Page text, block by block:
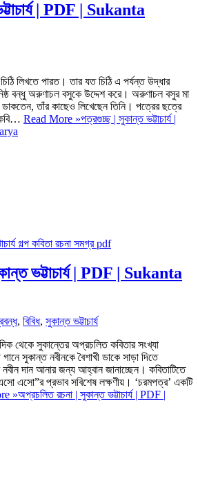
| PDF | Sukanta
লিখতে পারত। তার যত চিঠি এ পর্যন্ত উদ্ধার
বন্ধু অরুণাচল বসুকে উদ্দেশ করে। অরুণাচল বসুর মা
তাঁর কাছেও লিখেছেন তিনি। পত্রের ছত্রে
Read More »পত্রগুচ্ছ | সুকান্ত ভট্টাচার্য |
ভট্টাচার্য | PDF | Sukanta
, বিবিধ, সুকান্ত ভট্টাচার্য
থেকে সুকান্তের অপ্রচলিত কবিতার সংখ্যা
গানে সুকান্ত নবীনকে বৈশাখী ডাকে সাড়া দিতে
দান আনার জন্য আহ্বান জানাচ্ছেন। কবিতাটিতে
এসো এসো”র প্রভাব সবিশেষ লক্ষণীয়। ‘চরমপত্র’ একটি
»অপ্রচলিত রচনা | সুকান্ত ভট্টাচার্য | PDF |